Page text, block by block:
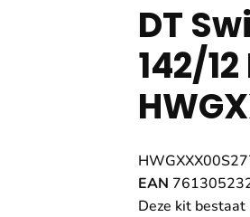
DT
142/
EAN
Deze kit bestaat